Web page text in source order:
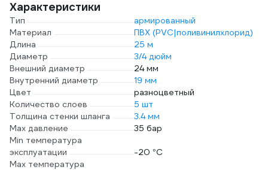
Характеристики
Тип
армированный
Материал
ПВХ (PVC|поливинилхлорид)
Длина
25 м
Диаметр
3/4 дюйм
Внешний диаметр
24 мм
Внутренний диаметр
19 мм
Цвет
разноцветный
Количество слоев
5 шт
Толщина стенки шланга
3.4 мм
Max давление
35 бар
Min температура
эксплуатации
-20 °С
Мах температура